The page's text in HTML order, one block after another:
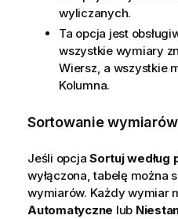
wyliczanych.
Ta opcja jest
wszystkie wymiary
Wiersz, a wszystkie
Kolumna.
Sortowanie wymiarów
Jeśli opcja Sortuj według
wyłączona, tabelę można
wymiarów. Każdy wymiar
Automatyczne lub